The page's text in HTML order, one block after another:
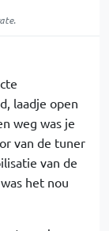
laadje open
weg was je
van de tuner
van de
het nou